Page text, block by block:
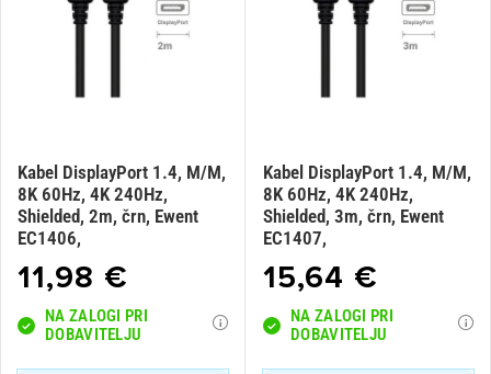
Kabel DisplayPort 1.4, M/M,
8K 60Hz, 4K 240Hz,
Shielded, 2m, črn, Ewent
EC1406,
11,98 €
NA ZALOGI PRI
DOBAVITELJU
Kabel DisplayPort 1.4, M/M,
8K 60Hz, 4K 240Hz,
Shielded, 3m, črn, Ewent
EC1407,
15,64 €
NA ZALOGI PRI
DOBAVITELJU
Prijava
Za dodajanje na seznam želja morate biti prijavljeni.